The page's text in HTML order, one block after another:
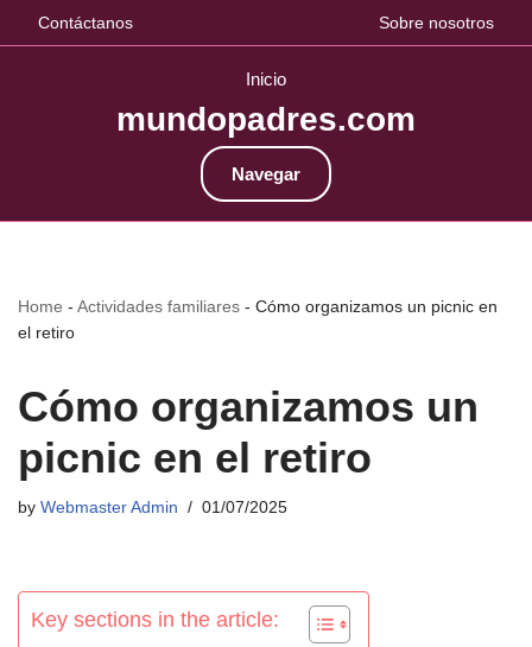
Contáctanos Sobre nosotros
Inicio
mundopadres.com
Navegar
Home - Actividades familiares - Cómo organizamos un picnic en
el retiro
Cómo organizamos un
picnic en el retiro
by Webmaster Admin 01/07/2025
Key sections in the article: